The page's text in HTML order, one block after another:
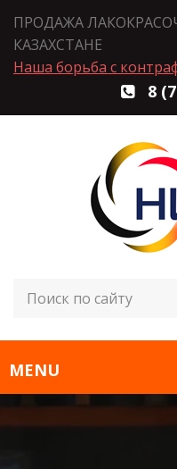
ПРОДАЖА
КАЗАХСТАНЕ
Наша борьба с
8